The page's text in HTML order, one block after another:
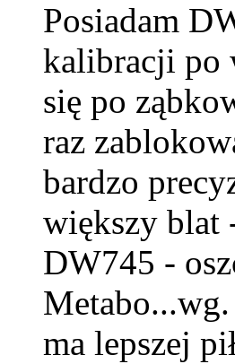
Posiadam
kalibracji po
się po
raz
bardzo
większy blat
DW745 -
ma lepszej